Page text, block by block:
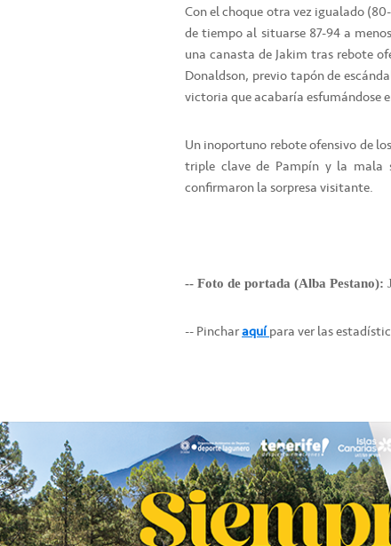
Con el choque otra vez igualado
de tiempo al situarse 87-94 a
una canasta de Jakim tras rebote
Donaldson, previo tapón de
victoria que acabaría esfumándose
Un inoportuno rebote ofensivo de
triple clave de Pampín y la mala
confirmaron la sorpresa visitante.
-- Foto de portada (Alba Pestano):
-- Pincharaquípara ver las